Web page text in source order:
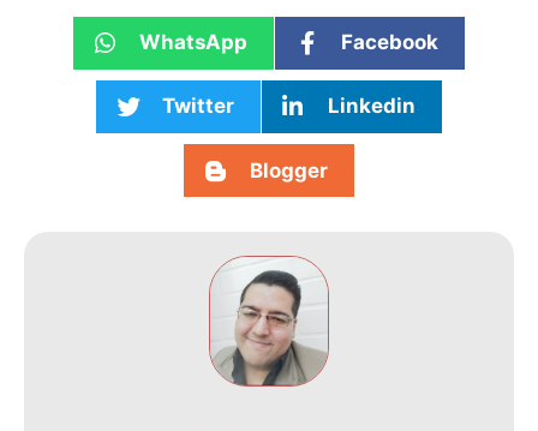
WhatsApp Facebook
Twitter Linkedin
Blogger